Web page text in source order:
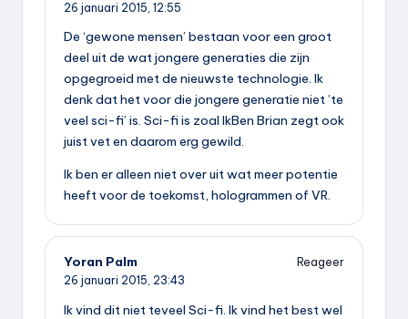
26 januari 2015, 12:55
De ‘gewone mensen’ bestaan voor een groot
deel uit de wat jongere generaties die zijn
opgegroeid met de nieuwste technologie. Ik
denk dat het voor die jongere generatie niet ’te
veel sci-fi’ is. Sci-fi is zoal IkBen Brian zegt ook
juist vet en daarom erg gewild.
Ik ben er alleen niet over uit wat meer potentie
heeft voor de toekomst, hologrammen of VR.
Yoran Palm
Reageer
26 januari 2015, 23:43
Ik vind dit niet teveel Sci-fi. Ik vind het best wel